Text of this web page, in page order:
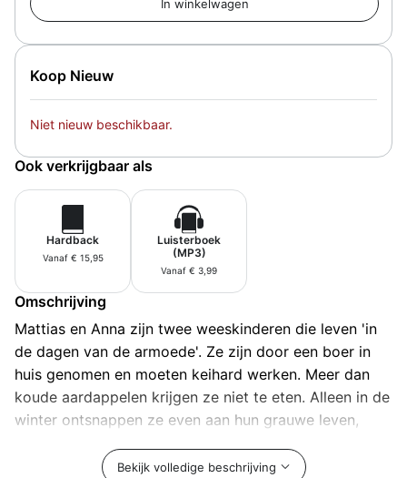
Koop Nieuw
Niet nieuw beschikbaar.
Ook verkrijgbaar als
Hardback
Vanaf € 15,95
Luisterboek
(MP3)
Vanaf € 3,99
Omschrijving
Mattias en Anna zijn twee weeskinderen die leven 'in
de dagen van de armoede'. Ze zijn door een boer in
huis genomen en moeten keihard werken. Meer dan
koude aardappelen krijgen ze niet te eten. Alleen in de
winter ontsnappen ze even aan hun grauwe leven,
Maar op een dag, als het ijskoud is en Mattias en Anna
Bekijk volledige beschrijving